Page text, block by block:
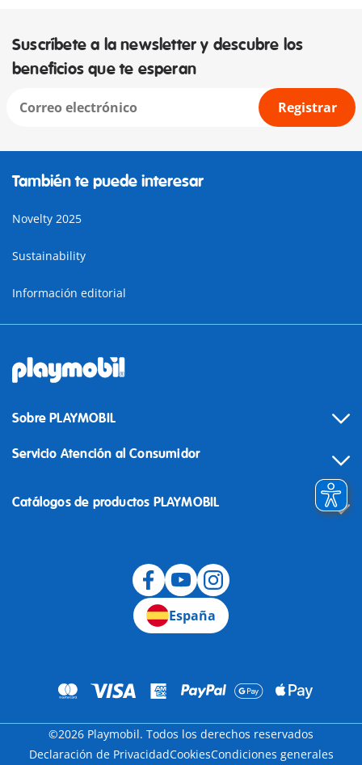
Suscríbete a la newsletter y descubre los
beneficios que te esperan
Registrar
También te puede interesar
Novelty 2025
Sustainability
Información editorial
Sobre PLAYMOBIL
Servicio Atención al Consumidor
Catálogos de productos PLAYMOBIL
España
©2026 Playmobil. Todos los derechos reservados
Declaración de PrivacidadCookiesCondiciones generales